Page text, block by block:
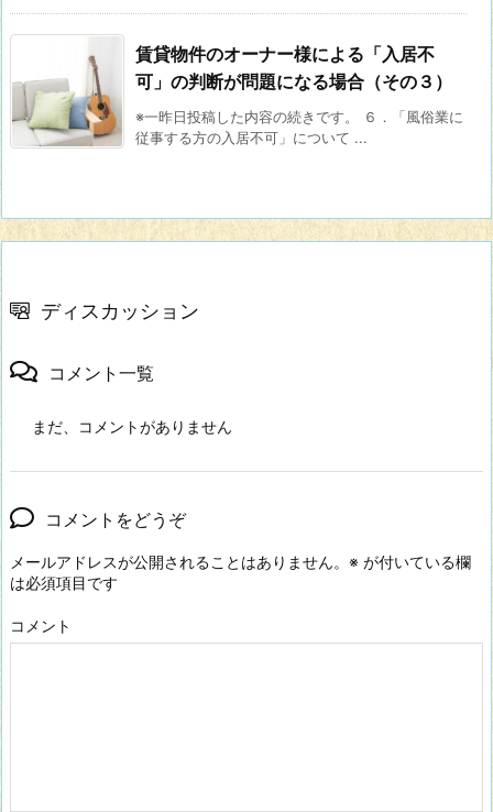
賃貸物件のオーナー様による「入居不
可」の判断が問題になる場合（その３）
※一昨日投稿した内容の続きです。 ６．「風俗業に
従事する方の入居不可」について ...
ディスカッション
コメント一覧
まだ、コメントがありません
コメントをどうぞ
メールアドレスが公開されることはありません。 ※ が付いている欄
は必須項目です
コメント